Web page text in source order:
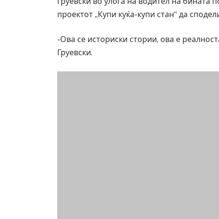
проектот „Купи куќа-купи стан“ да
-Ова се историски стории, ова е
Груевски.
автомобили и
И Данска се милитарилизира –
11-месечна воена